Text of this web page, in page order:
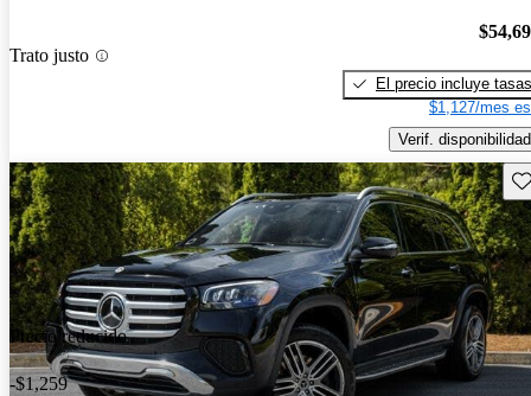
Trato justo
El precio incluye tasas
$1,127/mes
Verif. disponibilidad
Precio reducido
-$1,259